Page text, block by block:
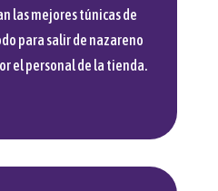
las mejores túnicas de
para salir de nazareno
el personal de la tienda.